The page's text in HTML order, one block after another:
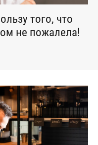
того, что
не пожалела!